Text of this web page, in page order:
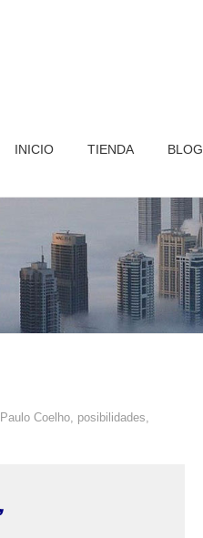
INICIO TIENDA BLOG
Paulo Coelho, posibilidades,